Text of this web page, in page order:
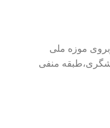
موزه ملی
منفی